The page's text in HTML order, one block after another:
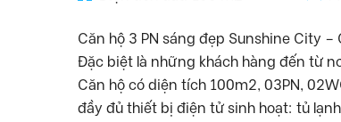
Căn hộ 3 PN sáng đẹp Sunshine City
Đặc biệt là những khách hàng đến từ
Căn hộ có diện tích 100m2, 03PN,
đầy đủ thiết bị điện tử sinh hoạt: tủ